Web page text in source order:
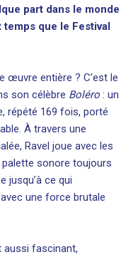
part dans le monde
que le Festival
œuvre entière ? C’est le
son célèbre Boléro : un
répété 169 fois, porté
À travers une
Ravel joue avec les
sonore toujours
jusqu’à ce qui
une force brutale
aussi fascinant,